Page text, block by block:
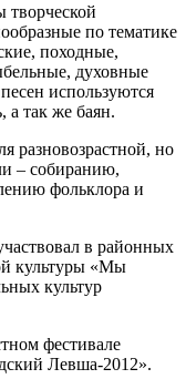
творческой
по тематике
походные,
духовные
используются
а так же баян.
разновозрастной, но
– собиранию,
фольклора и
в районных
культуры «Мы
культур
фестивале
Левша-2012».